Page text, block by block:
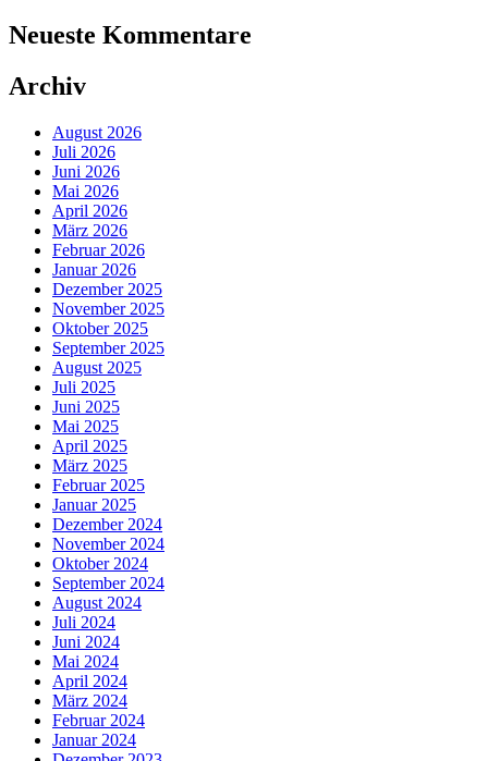
Neueste Kommentare
Archiv
August 2026
Juli 2026
Juni 2026
Mai 2026
April 2026
März 2026
Februar 2026
Januar 2026
Dezember 2025
November 2025
Oktober 2025
September 2025
August 2025
Juli 2025
Juni 2025
Mai 2025
April 2025
März 2025
Februar 2025
Januar 2025
Dezember 2024
November 2024
Oktober 2024
September 2024
August 2024
Juli 2024
Juni 2024
Mai 2024
April 2024
März 2024
Februar 2024
Januar 2024